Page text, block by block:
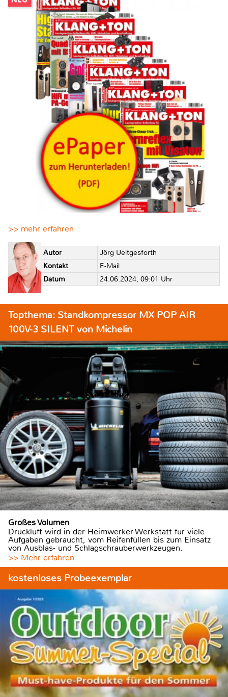
>> mehr erfahren
Autor
Jörg Ueltgesforth
Kontakt
E-Mail
Datum
24.06.2024, 09:01 Uhr
Topthema: Standkompressor MX POP AIR
100V-3 SILENT von Michelin
Großes Volumen
Druckluft wird in der Heimwerker-Werkstatt für viele
Aufgaben gebraucht, vom Reifenfüllen bis zum Einsatz
von Ausblas- und Schlagschrauberwerkzeugen.
>> Mehr erfahren
kostenloses Probeexemplar